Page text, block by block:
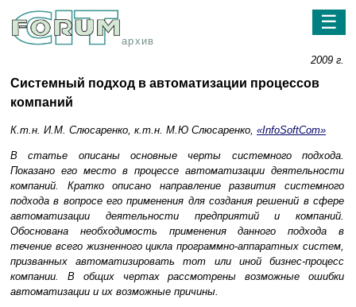
архив
☰
2009 г.
Системный подход в автоматизации процессов
компаний
К.т.н. И.М. Слюсаренко, к.т.н. М.Ю Слюсаренко, «InfoSoftCom»
В статье описаны основные черты системного подхода.
Показано его место в процессе автоматизации деятельности
компаний. Кратко описано направление развития системного
подхода в вопросе его применения для создания решений в сфере
автоматизации деятельности предприятий и компаний.
Обоснована необходимость применения данного подхода в
течение всего жизненного цикла программно-аппаратных систем,
призванных автоматизировать тот или иной бизнес-процесс
компании. В общих чертах рассмотрены возможные ошибки
автоматизации и их возможные причины.